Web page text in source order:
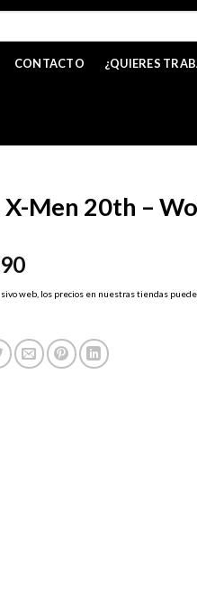
CONTACTO ¿QUIERES
X-Men 20th –
web, los precios en nuestras tiendas